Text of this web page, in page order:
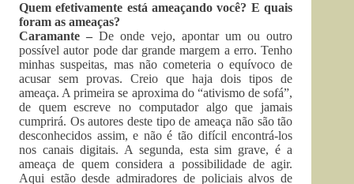
Quem efetivamente está ameaçando você? E quais
foram as ameaças?
Caramante – De onde vejo, apontar um ou outro
possível autor pode dar grande margem a erro. Tenho
minhas suspeitas, mas não cometeria o equívoco de
acusar sem provas. Creio que haja dois tipos de
ameaça. A primeira se aproxima do “ativismo de sofá”,
de quem escreve no computador algo que jamais
cumprirá. Os autores deste tipo de ameaça não são tão
desconhecidos assim, e não é tão difícil encontrá-los
nos canais digitais. A segunda, esta sim grave, é a
ameaça de quem considera a possibilidade de agir.
Aqui estão desde admiradores de policiais alvos de